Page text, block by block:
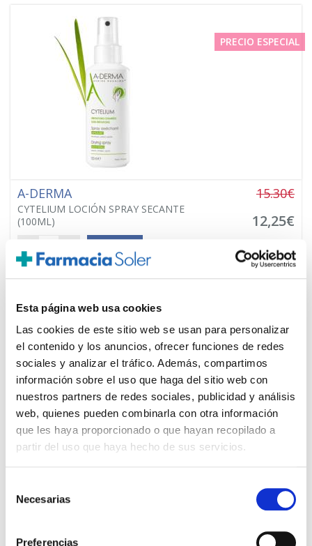
Esta página web usa cookies
Las cookies de este sitio web se usan para personalizar
el contenido y los anuncios, ofrecer funciones de redes
sociales y analizar el tráfico. Además, compartimos
información sobre el uso que haga del sitio web con
nuestros partners de redes sociales, publicidad y análisis
web, quienes pueden combinarla con otra información
que les haya proporcionado o que hayan recopilado a
partir del uso que haya hecho de sus servicios.
Necesarias
Preferencias
PRECIO ESPECIAL
A-DERMA
CYTELIUM LOCIÓN SPRAY SECANTE
(100ML)
15.30€
12,25€
PRECIO ESPECIAL
A-DERMA 18.60€
14,95€